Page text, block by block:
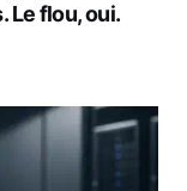
Le flou, oui.